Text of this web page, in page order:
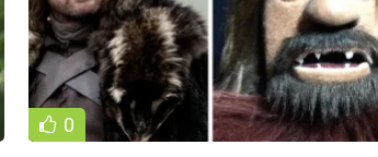
0